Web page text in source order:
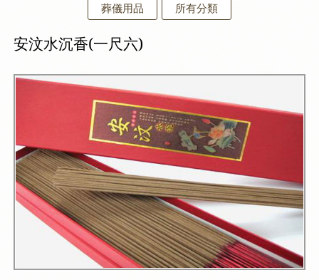
葬儀用品
所有分類
安汶水沉香(一尺六)